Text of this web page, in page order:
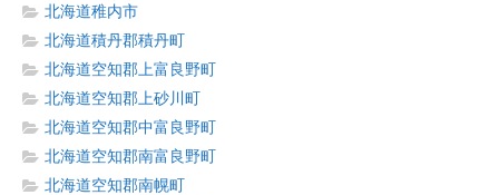
北海道稚内市
北海道積丹郡積丹町
北海道空知郡上富良野町
北海道空知郡上砂川町
北海道空知郡中富良野町
北海道空知郡南富良野町
北海道空知郡南幌町